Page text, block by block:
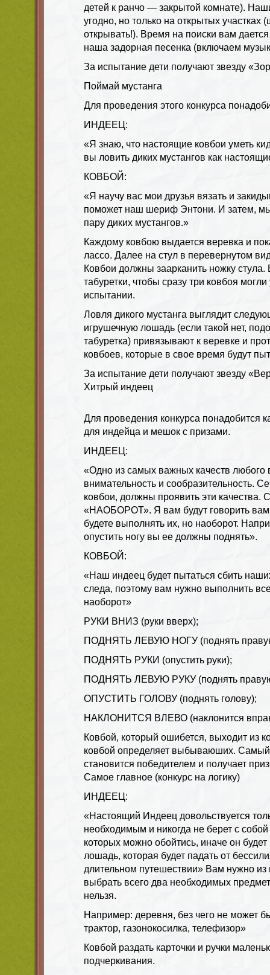
детей к ранчо — закрытой комнате).
угодно, но только на открытых
открывать!). Время на поиски вам
наша задорная песенка (включаем
За испытание дети получают звезду
Поймай мустанга
Для проведения этого конкурса
ИНДЕЕЦ:
«Я знаю, что настоящие ковбои уметь
вы ловить диких мустангов как
КОВБОЙ:
«Я научу вас мои друзья вязать и
поможет наш шериф Энтони. И затем,
пару диких мустангов.»
Каждому ковбою выдается веревка и
лассо. Далее на стул в перевернутом
Ковбои должны заарканить ножку стула.
табуретки, чтобы сразу три ковбоя могли
испытании.
Ловля дикого мустанга выглядит
игрушечную лошадь (если такой нет,
табуретка) привязывают к веревке и
ковбоев, которые в свое время будут
За испытание дети получают звезду
Хитрый индеец
Для проведения конкурса понадобится
для индейца и мешок с призами.
ИНДЕЕЦ:
«Одно из самых важных качеств любого
внимательность и сообразительность.
ковбои, должны проявить эти качества.
«НАОБОРОТ». Я вам будут говорить
будете выполнять их, но наоборот.
опустить ногу вы ее должны поднять».
КОВБОЙ:
«Наш индеец будет пытаться сбить
следа, поэтому вам нужно выполнить
наоборот»
РУКИ ВНИЗ (руки вверх);
ПОДНЯТЬ ЛЕВУЮ НОГУ (поднять
ПОДНЯТЬ РУКИ (опустить руки);
ПОДНЯТЬ ЛЕВУЮ РУКУ (поднять
ОПУСТИТЬ ГОЛОВУ (поднять голову);
НАКЛОНИТСЯ ВЛЕВО (наклонится
Ковбой, который ошибется, выходит из
ковбой определяет выбываюших.
становится победителем и получает
Самое главное (конкурс на логику)
ИНДЕЕЦ:
«Настоящий Индеец довольствуется
необходимым и никогда не берет с
которых можно обойтись, иначе он
лошадь, которая будет падать от
длительном путешествии» Вам нужно из
выбрать всего два необходимых
нельзя.
Например: деревня, без чего не может
трактор, газонокосилка, телефизор»
Ковбой раздать карточки и ручки
подчеркивания.